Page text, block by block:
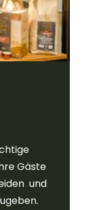
Gäste
und